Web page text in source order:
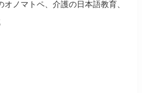
ノマトペ、介護の日本語教育、